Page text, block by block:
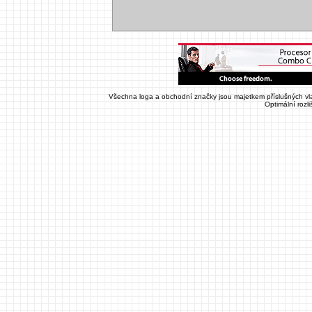
Všechna loga a obchodní značky jsou majetkem příslušných
Optimální